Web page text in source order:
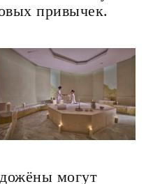
привычек.
могут